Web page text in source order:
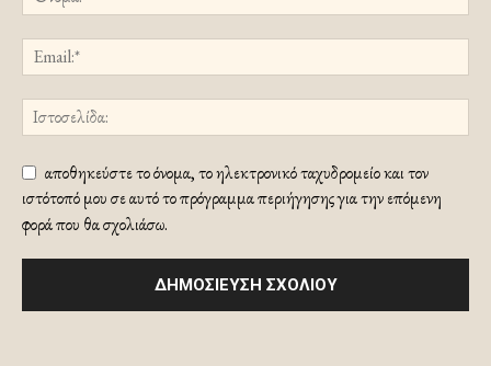
αποθηκεύστε το όνομα, το ηλεκτρονικό ταχυδρομείο και τον
ιστότοπό μου σε αυτό το πρόγραμμα περιήγησης για την επόμενη
φορά που θα σχολιάσω.